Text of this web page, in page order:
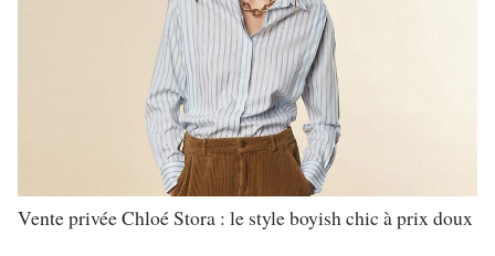
Vente privée Chloé Stora : le style boyish chic à prix doux